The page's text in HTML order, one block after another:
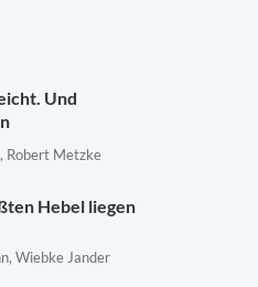
Und
Robert Metzke
Hebel liegen
Wiebke Jander